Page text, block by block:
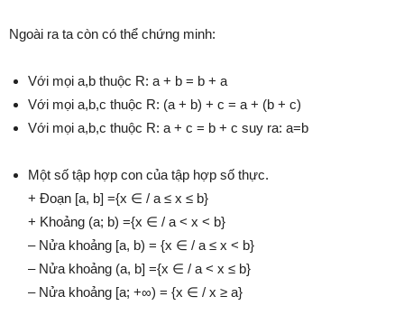
Ngoài ra ta còn có thể chứng minh:
Với mọi a,b thuộc R: a + b = b + a
Với mọi a,b,c thuộc R: (a + b) + c = a + (b + c)
Với mọi a,b,c thuộc R: a + c = b + c suy ra: a=b
Một số tập hợp con của tập hợp số thực.
+ Đoạn [a, b] ={x ∈ / a ≤ x ≤ b}
+ Khoảng (a; b) ={x ∈ / a < x < b}
– Nửa khoảng [a, b) = {x ∈ / a ≤ x < b}
– Nửa khoảng (a, b] ={x ∈ / a < x ≤ b}
– Nửa khoảng [a; +∞) = {x ∈ / x ≥ a}